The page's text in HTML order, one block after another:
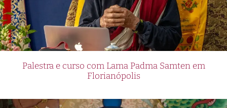
Palestra e curso com Lama Padma Samten em
Florianópolis